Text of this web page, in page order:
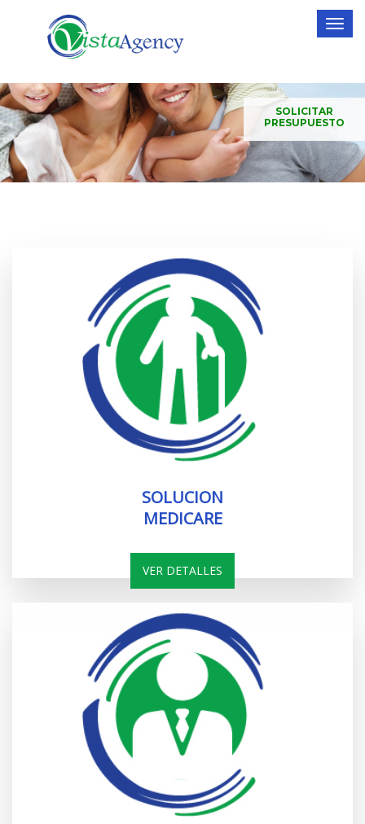
SOLICITAR
PRESUPUESTO
SOLUCION
MEDICARE
VER DETALLES